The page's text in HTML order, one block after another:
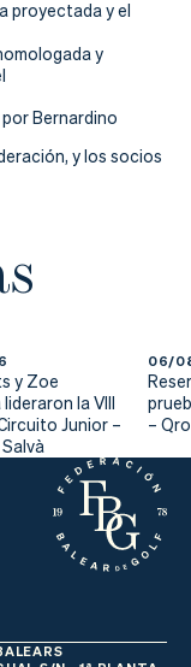
proyectada y el
y
Bernardino
y los socios
y Zoe
la VIII
Junior –
06/
–